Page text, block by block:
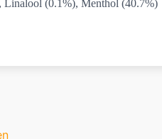
Linalool (0.1%), Menthol (40.7%)